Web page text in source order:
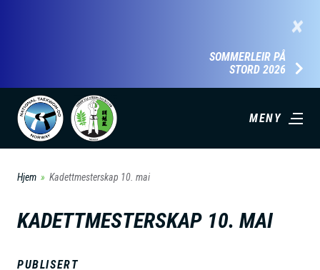
SOMMERLEIR PÅ
STORD 2026
×
MENY
Hjem Kadettmesterskap 10. mai
KADETTMESTERSKAP 10. MAI
PUBLISERT